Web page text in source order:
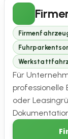
Für
professionelle
oder